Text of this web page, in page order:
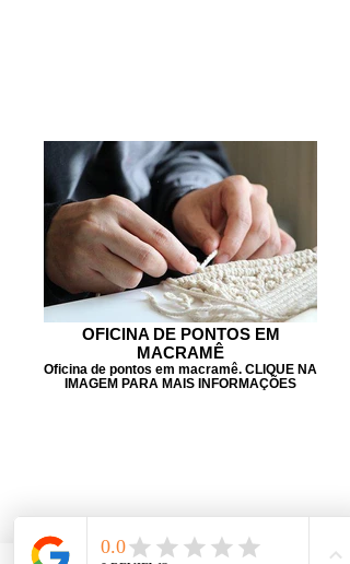
OFICINA DE PONTOS EM
MACRAMÊ
Oficina de pontos em macramê. CLIQUE NA
IMAGEM PARA MAIS INFORMAÇÕES
BIJUTERIAS EM MACRAMÊ